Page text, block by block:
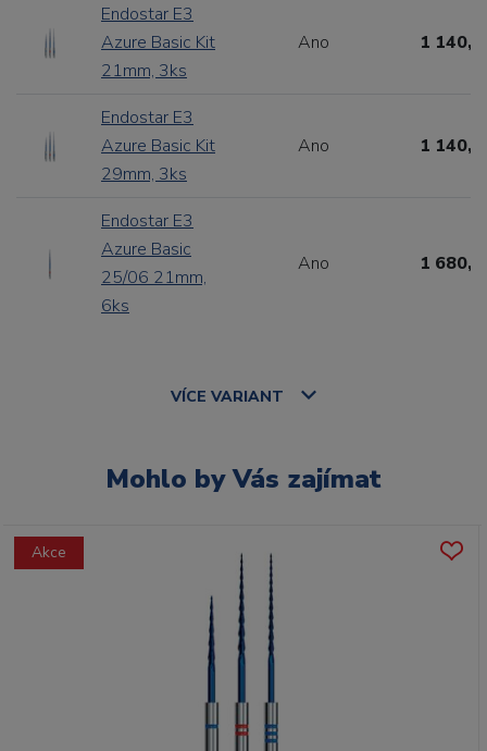
Endostar E3
Azure Basic Kit
21mm, 3ks
Ano 1
Endostar E3
Azure Basic Kit
29mm, 3ks
Ano 1
Endostar E3
Azure Basic
25/06 21mm,
6ks
Ano 1
VÍCE VARIANT
Mohlo by Vás zajímat
Akce